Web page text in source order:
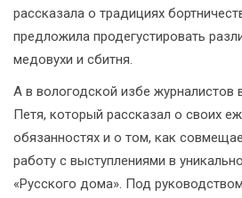
рассказала о традициях
предложила продегустировать
медовухи и сбитня.
А в вологодской избе журналистов
Петя, который рассказал о своих
обязанностях и о том, как
работу с выступлениями в
«Русского дома». Под